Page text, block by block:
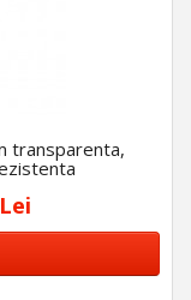
transparenta,